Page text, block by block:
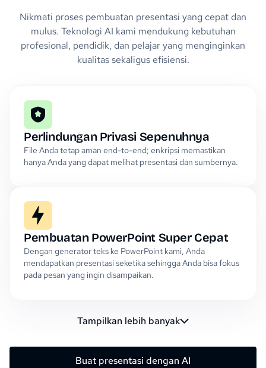
Nikmati proses pembuatan presentasi yang cepat dan
mulus. Teknologi AI kami mendukung kebutuhan
profesional, pendidik, dan pelajar yang menginginkan
kualitas sekaligus efisiensi.
Perlindungan Privasi Sepenuhnya
File Anda tetap aman end-to-end; enkripsi memastikan
hanya Anda yang dapat melihat presentasi dan sumbernya.
Pembuatan PowerPoint Super Cepat
Dengan generator teks ke PowerPoint kami, Anda
mendapatkan presentasi seketika sehingga Anda bisa fokus
pada pesan yang ingin disampaikan.
Tampilkan lebih banyak
Buat presentasi dengan AI